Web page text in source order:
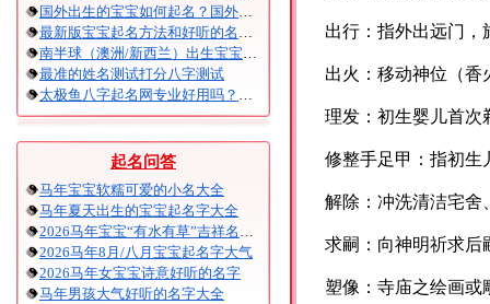
国外出生的宝宝如何起名？国外出生宝宝八字起名时间怎么算？
最新版宝宝起名方法和好听的名字精选
南半球（澳洲/新西兰）出生宝宝五行八字起名以及时间推算
最准的姓名测试打分八字测试
太极鱼八字起名网专业好用吗？太极鱼起名怎么样？
起名问答
马年宝宝软糯可爱的小名大全
马年夏天出生的宝宝起名字大全
2026马年宝宝“有水有草”吉祥名字大全
2026马年8月/八月宝宝起名字大气
2026马年女宝宝诗意好听的名字
马年男孩大气好听的名字大全
出行：指外出远门，
出火：移动神位（香
理发：初生婴儿首次
修整手足甲：指初生
解除：冲洗清洁宅舍
求嗣：向神明祈求后
塑像：寺庙之绘画或